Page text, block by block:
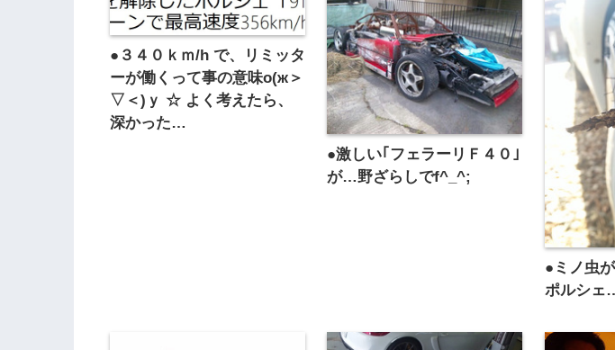
●３４０ｋｍ/h で、リミッタ
ーが働くって事の意味о(ж＞
▽＜)ｙ ☆ よく考えたら、
深かった…
●激しい｢フェラーリＦ４０｣
が…野ざらしでf^_^;
●ミノ虫
ポルシェ